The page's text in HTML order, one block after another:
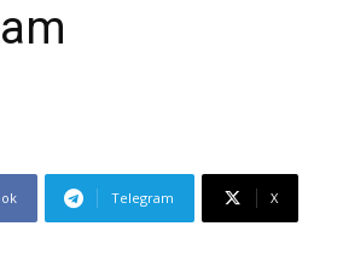
Telegram X